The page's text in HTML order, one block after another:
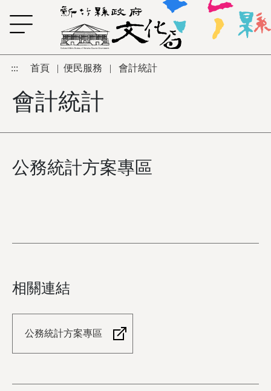
跳到主要內容區塊
::: 首頁 | 便民服務 | 會計統計
會計統計
公務統計方案專區
相關連結
公務統計方案專區